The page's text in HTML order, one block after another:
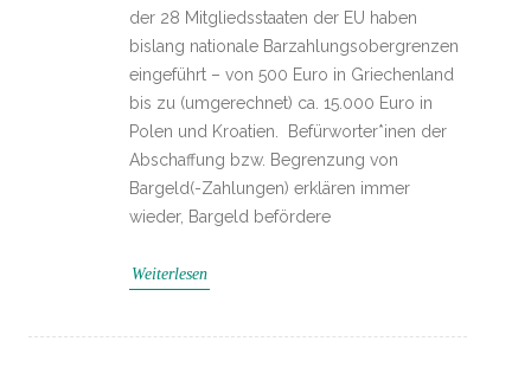
der 28 Mitgliedsstaaten der EU haben
bislang nationale Barzahlungsobergrenzen
eingeführt – von 500 Euro in Griechenland
bis zu (umgerechnet) ca. 15.000 Euro in
Polen und Kroatien. Befürworter*inen der
Abschaffung bzw. Begrenzung von
Bargeld(-Zahlungen) erklären immer
wieder, Bargeld befördere
Weiterlesen